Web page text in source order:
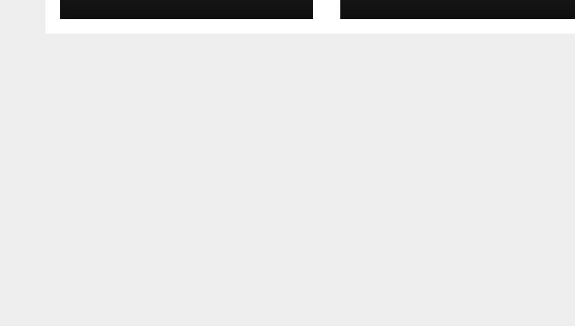
inspirata de Grimace si